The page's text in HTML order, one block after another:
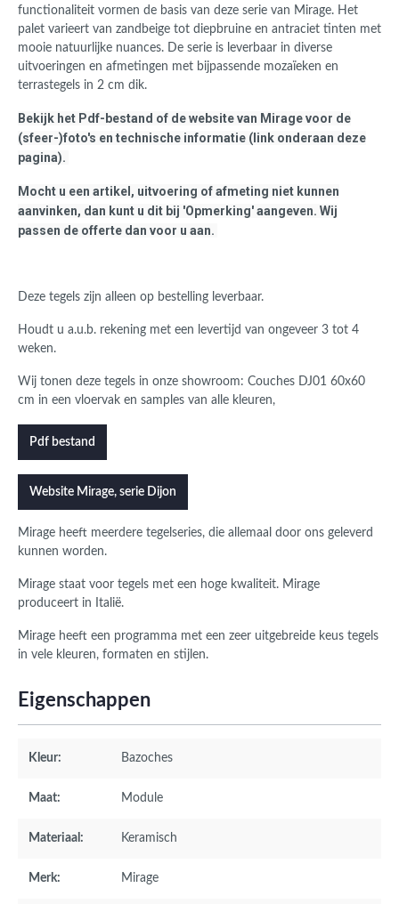
functionaliteit vormen de basis van deze serie van Mirage. Het
palet varieert van zandbeige tot diepbruine en antraciet tinten met
mooie natuurlijke nuances. De serie is leverbaar in diverse
uitvoeringen en afmetingen met bijpassende mozaïeken en
terrastegels in 2 cm dik.
Bekijk het Pdf-bestand of de website van Mirage voor de
(sfeer-)foto's en technische informatie (link onderaan deze
pagina).
Mocht u een artikel, uitvoering of afmeting niet kunnen
aanvinken, dan kunt u dit bij 'Opmerking' aangeven. Wij
passen de offerte dan voor u aan.
Deze tegels zijn alleen op bestelling leverbaar.
Houdt u a.u.b. rekening met een levertijd van ongeveer 3 tot 4
weken.
Wij tonen deze tegels in onze showroom: Couches DJ01 60x60
cm in een vloervak en samples van alle kleuren,
Pdf bestand
Website Mirage, serie Dijon
Mirage heeft meerdere tegelseries, die allemaal door ons geleverd
kunnen worden.
Mirage staat voor tegels met een hoge kwaliteit. Mirage
produceert in Italië.
Mirage heeft een programma met een zeer uitgebreide keus tegels
in vele kleuren, formaten en stijlen.
Eigenschappen
Kleur: Bazoches
Maat: Module
Materiaal: Keramisch
Merk: Mirage